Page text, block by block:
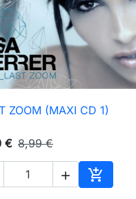
 Aperçu rapide
ZOOM (MAXI CD 1)
€ 8,99 €
 
Ajouter